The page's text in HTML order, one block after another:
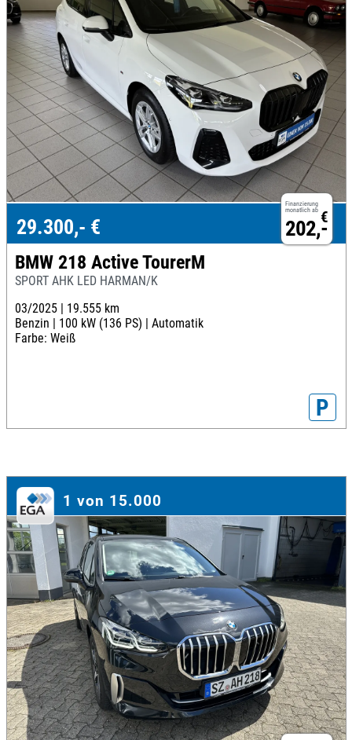
Finanzierung
monatlich ab €
202,-
29.300,- €
BMW 218 Active TourerM
SPORT AHK LED HARMAN/K
03/2025 | 19.555 km
Benzin | 100 kW (136 PS) | Automatik
Farbe: Weiß
P
1 von 15.000